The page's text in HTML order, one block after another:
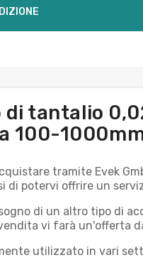
di tantalio
100-
tramite Evek
di potervi offrire un
di un altro tipo di
vi farà un'offerta
utilizzato in vari